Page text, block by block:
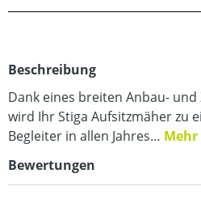
Beschreibung
Dank eines breiten Anbau-
wird Ihr Stiga Aufsitzmäher zu
Begleiter in allen Jahres… Mehr
Bewertungen